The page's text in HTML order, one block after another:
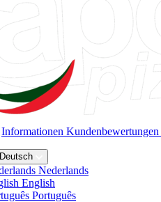
Informationen Kundenbewertungen
Deutsch
Nederlands
English
Português